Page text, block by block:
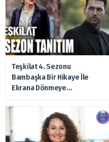
Teşkilat 4. Sezonu
Bambaşka Bir Hikaye İle
Ekrana Dönmeye